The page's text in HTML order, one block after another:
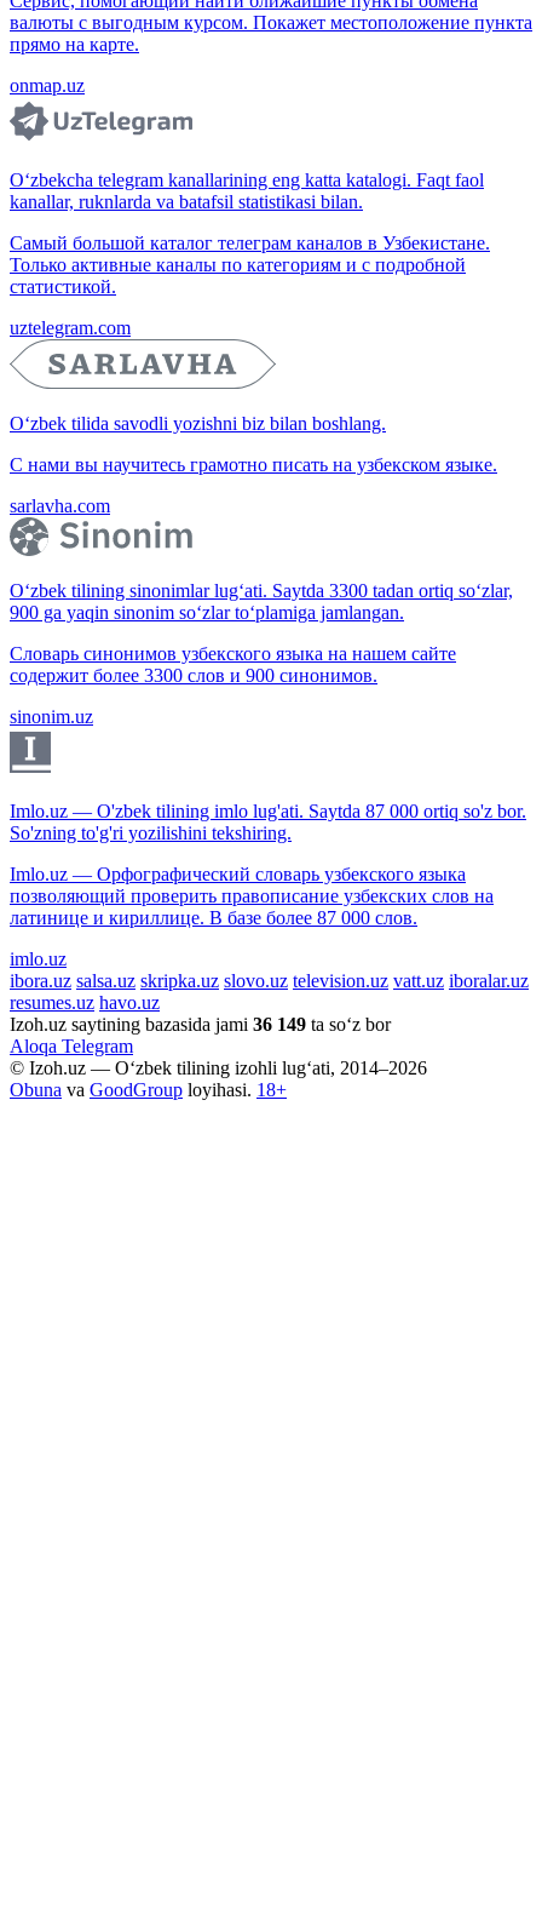
валюты с выгодным курсом. Покажет местоположение пункта
прямо на карте.
onmap.uz
O‘zbekcha telegram kanallarining eng katta katalogi. Faqt faol
kanallar, ruknlarda va batafsil statistikasi bilan.
Самый большой каталог телеграм каналов в Узбекистане.
Только активные каналы по категориям и с подробной
статистикой.
uztelegram.com
O‘zbek tilida savodli yozishni biz bilan boshlang.
С нами вы научитесь грамотно писать на узбекском языке.
sarlavha.com
O‘zbek tilining sinonimlar lug‘ati. Saytda 3300 tadan ortiq so‘zlar,
900 ga yaqin sinonim so‘zlar to‘plamiga jamlangan.
Словарь синонимов узбекского языка на нашем сайте
содержит более 3300 слов и 900 синонимов.
sinonim.uz
Imlo.uz — O'zbek tilining imlo lug'ati. Saytda 87 000 ortiq so'z bor.
So'zning to'g'ri yozilishini tekshiring.
Imlo.uz — Орфографический словарь узбекского языка
позволяющий проверить правописание узбекских слов на
латинице и кириллице. В базе более 87 000 слов.
imlo.uz
ibora.uz salsa.uz skripka.uz slovo.uz television.uz vatt.uz iboralar.uz
resumes.uz havo.uz
Izoh.uz saytining bazasida jami 36 149 ta so‘z bor
Aloqa Telegram
© Izoh.uz — O‘zbek tilining izohli lug‘ati, 2014–2026
Obuna va GoodGroup loyihasi. 18+